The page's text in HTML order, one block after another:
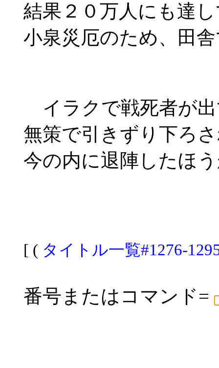
結果２０万人にも達
小泉災厄のため、田
イラクで戦死者が出
無策で引きずり下ろ
今の内に退陣したほ
[ ( タイトル一覧#1276-
番号またはコマンド=